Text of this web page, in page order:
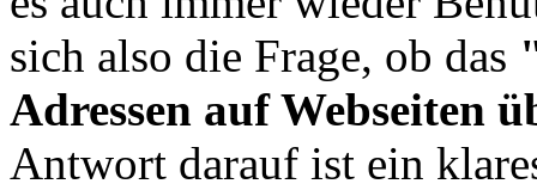
sich also die Frage, ob das
Adressen auf Webseiten
Antwort darauf ist ein